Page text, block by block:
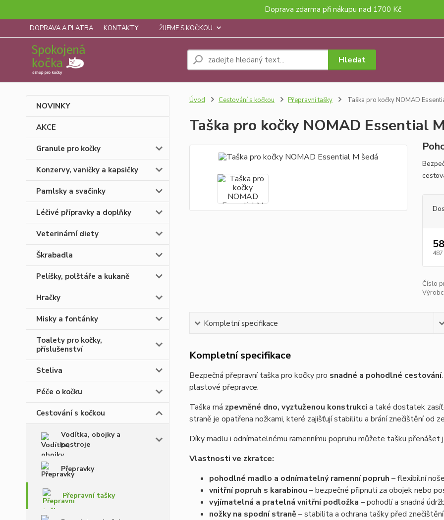
Doprava zdarma při nákupu nad 1700 Kč
DOPRAVA A PLATBA KONTAKTY ŽIJEME S KOČKOU
Hledat
NOVINKY
AKCE
Granule pro kočky
Konzervy, vaničky a kapsičky
Pamlsky a svačinky
Léčivé přípravky a doplňky
Veterinární diety
Škrabadla
Pelíšky, polštáře a kukaně
Hračky
Misky a fontánky
Toalety pro kočky,
příslušenství
Steliva
Péče o kočku
Cestování s kočkou
Vodítka, obojky a
postroje
Přepravky
Přepravní tašky
Úvod Cestování s kočkou Přepravní tašky Taška pro kočky NOMAD
Taška pro kočky NOMAD Essential
487
Číslo
Kompletní specifikace
Kompletní specifikace
Bezpečná přepravní taška pro kočky pro snadné a pohodlné cestování
plastové přepravce.
Taška má zpevněné dno, vyztuženou konstrukci a také dostatek
straně je opatřena nožkami, které zajišťují stabilitu a brání znečištění od
Díky madlu i odnímatelnému ramennímu popruhu můžete tašku přenášet
Vlastnosti ve zkratce:
pohodlné madlo a odnímatelný ramenní popruh – flexibilní
vnitřní popruh s karabinou – bezpečné připnutí za obojek nebo
vyjímatelná a pratelná vnitřní podložka – pohodlí a snadná
nožky na spodní straně – stabilita a ochrana tašky před